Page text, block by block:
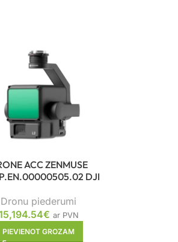
ACC ZENMUSE
DJI
Dronu piederumi
€ ar PVN
PIEVIENOT GROZAM